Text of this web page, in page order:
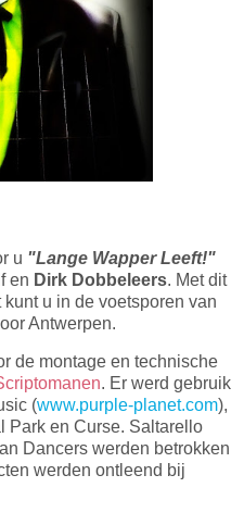
u "Lange Wapper Leeft!"
en Dirk Dobbeleers. Met dit
u in de voetsporen van
Antwerpen.
de montage en technische
. Er werd gebruik
(www.purple-planet.com),
Park en Curse. Saltarello
Dancers werden betrokken
werden ontleend bij